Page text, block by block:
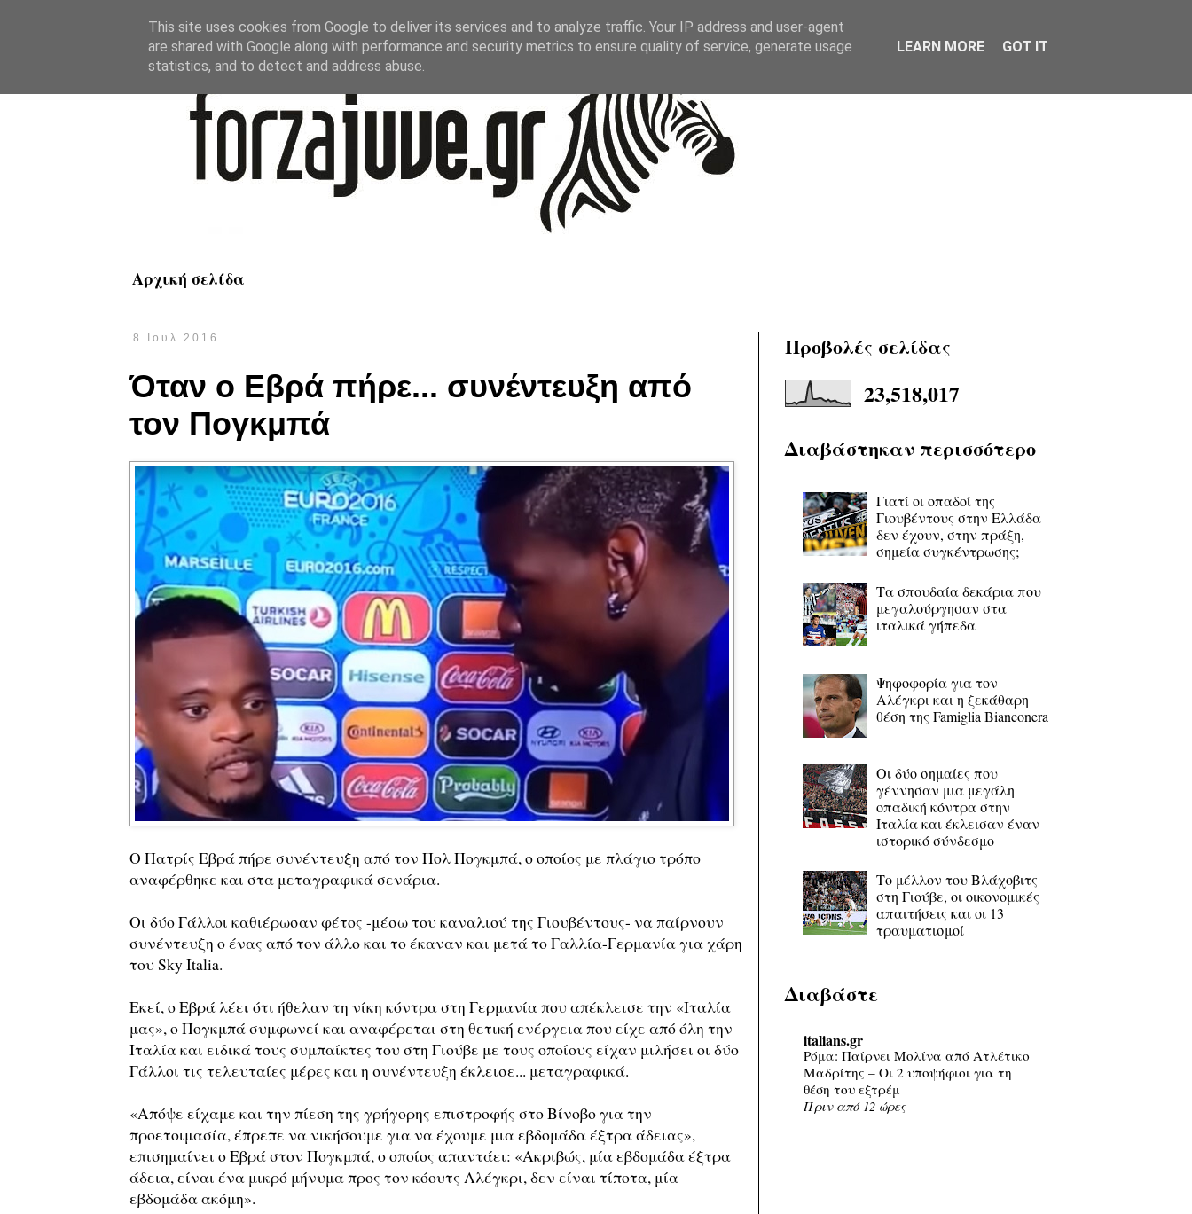
Αρχική σελίδα
8 Ιουλ 2016
Όταν ο Εβρά πήρε... συνέντευξη από
τον Πογκμπά
Ο Πατρίς Εβρά πήρε συνέντευξη από τον Πολ Πογκμπά, ο οποίος με πλάγιο τρόπο
αναφέρθηκε και στα μεταγραφικά σενάρια.
Οι δύο Γάλλοι καθιέρωσαν φέτος -μέσω του καναλιού της Γιουβέντους- να παίρνουν
συνέντευξη ο ένας από τον άλλο και το έκαναν και μετά το Γαλλία-Γερμανία για χάρη
του Sky Italia.
Εκεί, ο Εβρά λέει ότι ήθελαν τη νίκη κόντρα στη Γερμανία που απέκλεισε την «Ιταλία
μας», ο Πογκμπά συμφωνεί και αναφέρεται στη θετική ενέργεια που είχε από όλη την
Ιταλία και ειδικά τους συμπαίκτες του στη Γιούβε με τους οποίους είχαν μιλήσει οι δύο
Γάλλοι τις τελευταίες μέρες και η συνέντευξη έκλεισε... μεταγραφικά.
«Απόψε είχαμε και την πίεση της γρήγορης επιστροφής στο Βίνοβο για την
προετοιμασία, έπρεπε να νικήσουμε για να έχουμε μια εβδομάδα έξτρα άδειας»,
επισημαίνει ο Εβρά στον Πογκμπά, ο οποίος απαντάει: «Ακριβώς, μία εβδομάδα έξτρα
άδεια, είναι ένα μικρό μήνυμα προς τον κόουτς Αλέγκρι, δεν είναι τίποτα, μία
εβδομάδα ακόμη».
Προβολές σελίδας
23,518,017
Διαβάστηκαν περισσότερο
Γιατί οι οπαδοί της
Γιουβέντους στην Ελλάδα
δεν έχουν, στην πράξη,
σημεία συγκέντρωσης;
Τα σπουδαία δεκάρια που
μεγαλούργησαν στα
ιταλικά γήπεδα
Ψηφοφορία για τον
Αλέγκρι και η ξεκάθαρη
θέση της Famiglia Bianconera
Οι δύο σημαίες που
γέννησαν μια μεγάλη
οπαδική κόντρα στην
Ιταλία και έκλεισαν έναν
ιστορικό σύνδεσμο
Το μέλλον του Βλάχοβιτς
στη Γιούβε, οι οικονομικές
απαιτήσεις και οι 13
τραυματισμοί
Διαβάστε
italians.gr
Ρόμα: Παίρνει Μολίνα από Ατλέτικο
Μαδρίτης – Οι 2 υποψήφιοι για τη
θέση του εξτρέμ
Πριν από 12 ώρες
This site uses cookies from Google to deliver its services and to analyze traffic. Your IP address and user-agent
are shared with Google along with performance and security metrics to ensure quality of service, generate usage
statistics, and to detect and address abuse.
LEARN MORE GOT IT